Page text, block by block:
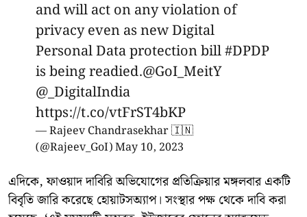
and will act on any violation of
privacy even as new Digital
Personal Data protection bill#DPDP
is being readied.@GoI_MeitY
@_DigitalIndia
https://t.co/vtFrST4bKP
— Rajeev Chandrasekhar 🇮🇳
(@Rajeev_GoI)May 10, 2023
এদিকে, ফাওয়াদ দাবিরি অভিযোগের প্রতিক্রিয়ার মঙ্গলবার একটি
বিবৃতি জারি করেছে হোয়াটসঅ্যাপ। সংস্থার পক্ষ থেকে দাবি করা